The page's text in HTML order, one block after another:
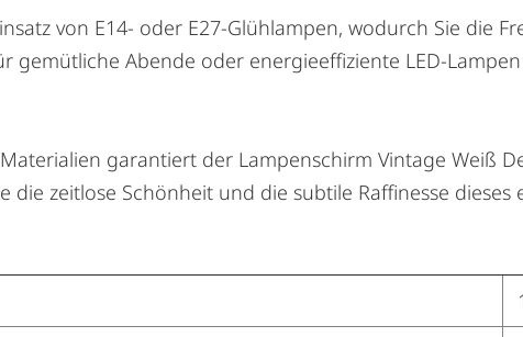
von E14- oder E27-Glühlampen, wodurch Sie die
gemütliche Abende oder energieeffiziente LED-
garantiert der Lampenschirm Vintage Weiß
die zeitlose Schönheit und die subtile Raffinesse